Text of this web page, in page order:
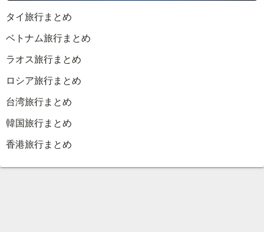
タイ旅行まとめ
ベトナム旅行まとめ
ラオス旅行まとめ
ロシア旅行まとめ
台湾旅行まとめ
韓国旅行まとめ
香港旅行まとめ